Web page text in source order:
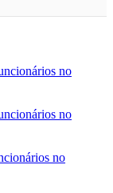
no
no
no